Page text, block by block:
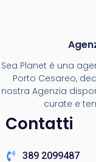
Sea Planet è una
Porto Cesareo,
nostra Agenzia
curate e
Contatti
389 2099487